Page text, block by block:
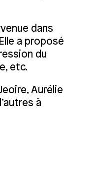
dans
a proposé
du
etc.
Aurélie
à